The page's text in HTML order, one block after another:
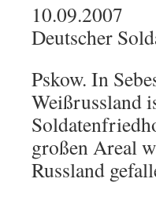
10.09.2007
Deutscher
Pskow. In
Weißrussland
großen Areal
Russland